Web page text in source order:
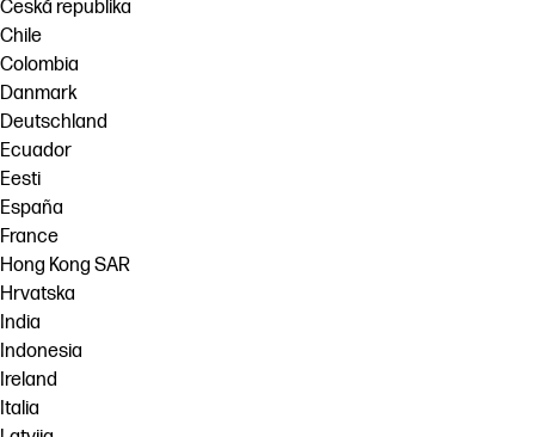
Česká republika
Chile
Colombia
Danmark
Deutschland
Ecuador
Eesti
España
France
Hong Kong SAR
Hrvatska
India
Indonesia
Ireland
Italia